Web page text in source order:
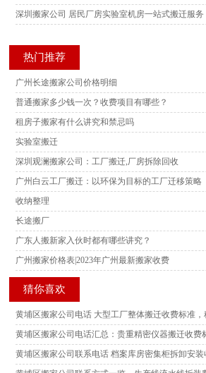
深圳搬家公司 居民厂房实验室机房一站式搬迁服务
热门推荐
广州长途搬家公司价格明细
普通搬家多少钱一次？收费项目有哪些？
租房子搬家有什么讲究和禁忌吗
实验室搬迁
深圳观澜搬家公司：工厂搬迁,厂房拆除回收
广州白云工厂搬迁：以环保为目标的工厂迁移策略
收纳整理
长途搬厂
广东人搬新家入伙时都有哪些讲究？
广州搬家价格表|2023年广州最新搬家收费
猜你喜欢